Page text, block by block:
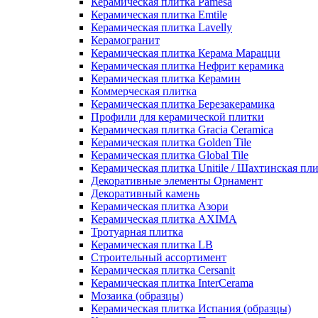
Керамическая плитка Emtile
Керамическая плитка Lavelly
Керамогранит
Керамическая плитка Керама Марацци
Керамическая плитка Нефрит керамика
Керамическая плитка Керамин
Коммерческая плитка
Керамическая плитка Березакерамика
Профили для керамической плитки
Керамическая плитка Gracia Ceramica
Керамическая плитка Golden Tile
Керамическая плитка Global Tile
Керамическая плитка Unitile / Шахтинская
Декоративные элементы Орнамент
Декоративный камень
Керамическая плитка Азори
Керамическая плитка AXIMA
Тротуарная плитка
Керамическая плитка LB
Строительный ассортимент
Керамическая плитка Cersanit
Керамическая плитка InterCerama
Мозаика (образцы)
Керамическая плитка Испания (образцы)